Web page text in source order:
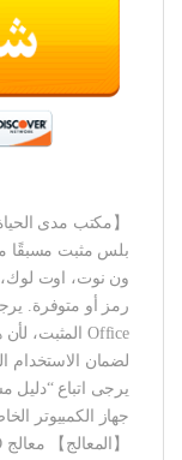
بلس مثبت مسبقًا
ون نوت، اوت لوك،
رمز أو متوفرة.
لضمان الاستخدام
يرجى اتباع “دليل
جهاز الكمبيوتر